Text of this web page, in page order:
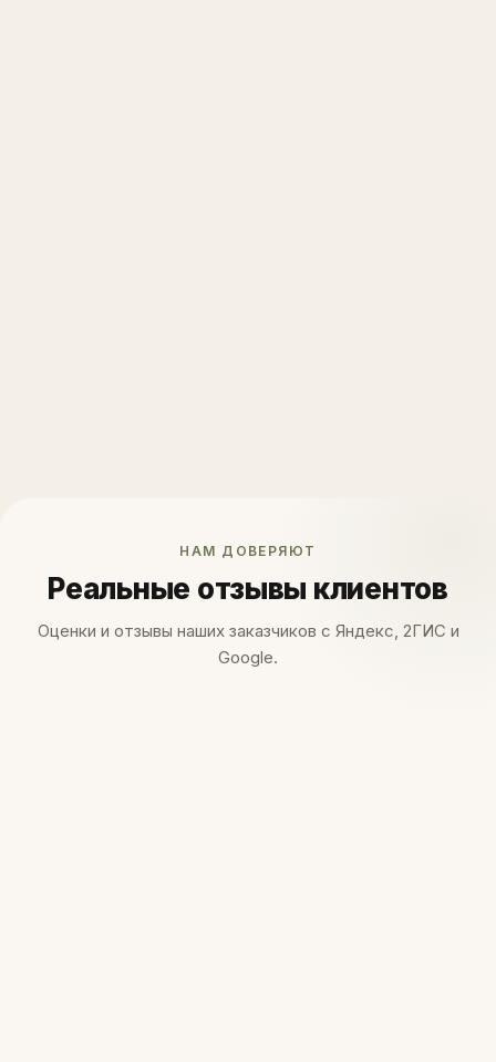
НАМ ДОВЕРЯЮТ
Реальные отзывы клиентов
Оценки и отзывы наших заказчиков с Яндекс, 2ГИС и
Google.